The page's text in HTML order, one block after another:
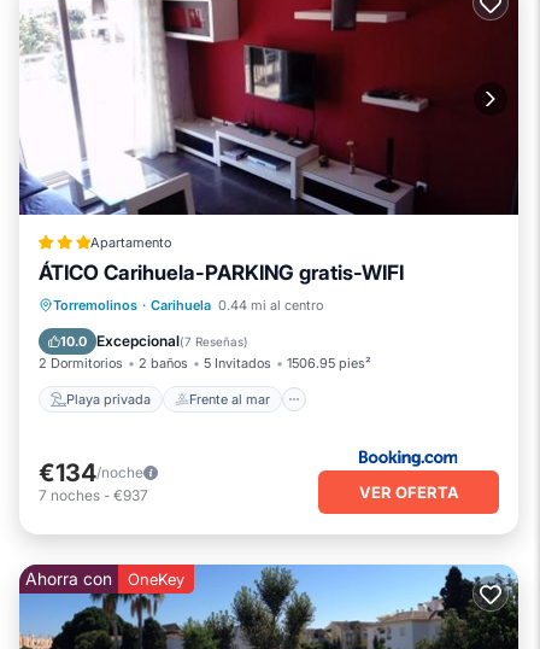
Apartamento
ÁTICO Carihuela-PARKING gratis-WIFI
Torremolinos · Carihuela 0.44 mi al centro
10.0 Excepcional(7 Reseñas)
2 Dormitorios 2 baños 5 Invitados 1506.95 pies²
Playa privada Frente al mar
Playa privada
Frente al mar
Bañera de hidromasaje
€134/noche
7 noches - €937 VER OFERTA
Ahorra con OneKey